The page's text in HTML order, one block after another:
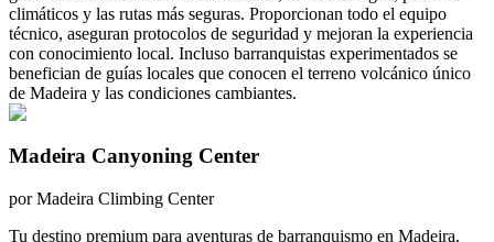
climáticos y las rutas más seguras. Proporcionan todo el equipo
técnico, aseguran protocolos de seguridad y mejoran la experiencia
con conocimiento local. Incluso barranquistas experimentados se
benefician de guías locales que conocen el terreno volcánico único
de Madeira y las condiciones cambiantes.
Madeira Canyoning Center
porMadeira Climbing Center
Tu destino premium para aventuras de barranquismo en Madeira.